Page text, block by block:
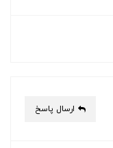
ارسال پاسخ